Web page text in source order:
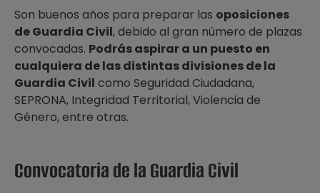
Son buenos años para preparar las oposiciones
de Guardia Civil, debido al gran número de plazas
convocadas. Podrás aspirar a un puesto en
cualquiera de las distintas divisiones de la
Guardia Civil como Seguridad Ciudadana,
SEPRONA, Integridad Territorial, Violencia de
Género, entre otras.
Convocatoria de la Guardia Civil